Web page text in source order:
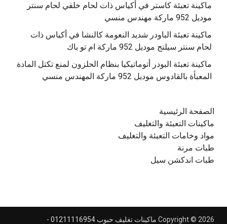
‫ماكينة تعبئة كاستر في أكياس ذات لحام خلفي لحام سنتر
موديل 952 ماركة مهندس منسي
‫ماكينة تعبئة الباودر شديد النعومة كالنشا في أكياس ذات
‫ماكينة تعبئة البودر أتوماتيكيا بنظام الحلزون لمنع تكتل المادة
الصفحة الرئيسية
ماكينات التعبئة والتغليف
مواد وخامات التعبئة والتغليف
طبات مرنة
طبات اندكشن سيل
Copyright © 2026 ماكينات تغليف حبوب 01211116954 -